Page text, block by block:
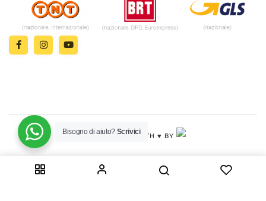
© 2024 | MADE WITH ♥️ BY
Bisogno di aiuto? Scrivici